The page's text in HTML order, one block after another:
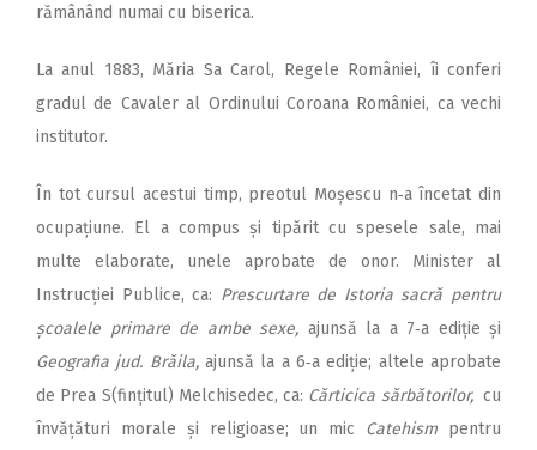
rămânând numai cu biserica.
La anul 1883, Măria Sa Carol, Regele României, îi conferi
gradul de Cavaler al Ordinului Coroana României, ca vechi
institutor.
În tot cursul acestui timp, preotul Moșescu n‑a încetat din
ocupațiune. El a compus și tipărit cu spesele sale, mai
multe elaborate, unele aprobate de onor. Minister al
Instrucției Publice, ca: Prescurtare de Istoria sacră pentru
școalele primare de ambe sexe, ajunsă la a 7‑a ediție și
Geografia jud. Brăila, ajunsă la a 6‑a ediție; altele aprobate
de Prea S(fințitul) Melchisedec, ca: Cărticica sărbătorilor, cu
învățături morale și religioase; un mic Catehism pentru